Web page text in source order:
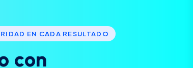
EN CADA RESULTADO
con